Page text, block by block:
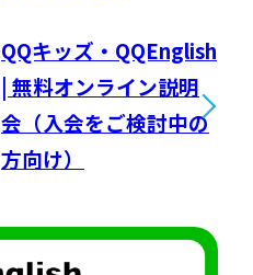
QQキッズ・QQEnglish
| 無料オンライン説明
会（入会をご検討中の
方向け）